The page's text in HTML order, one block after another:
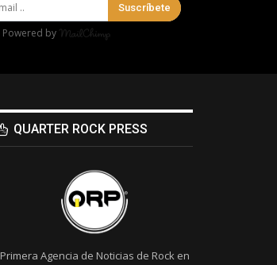
Suscríbete
Powered by
QUARTER ROCK PRESS
Primera Agencia de Noticias de Rock en